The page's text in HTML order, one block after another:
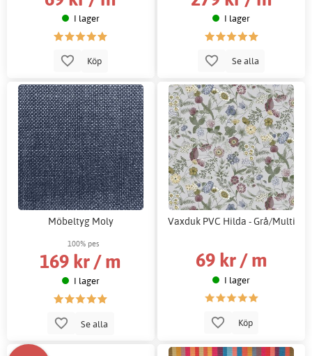
I lager
Köp
I lager
Se alla
Möbeltyg Moly
100% pes
169 kr / m
I lager
Se alla
Vaxduk PVC Hilda - Grå/Multi
69 kr / m
I lager
Köp